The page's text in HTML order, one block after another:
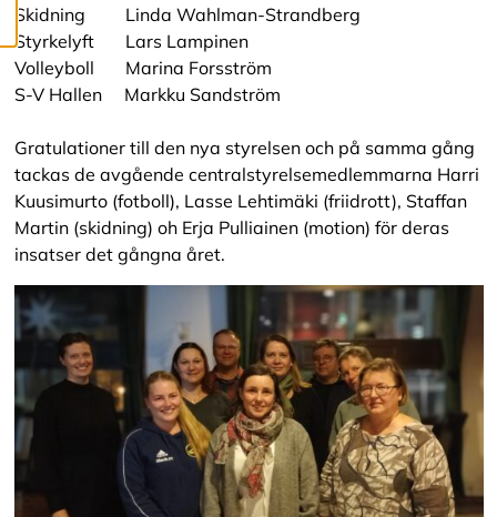
Skidning Linda Wahlman-Strandberg
Styrkelyft Lars Lampinen
Volleyboll Marina Forsström
S-V Hallen Markku Sandström
Gratulationer till den nya styrelsen och på samma gång
tackas de avgående centralstyrelsemedlemmarna Harri
Kuusimurto (fotboll), Lasse Lehtimäki (friidrott), Staffan
Martin (skidning) oh Erja Pulliainen (motion) för deras
insatser det gångna året.